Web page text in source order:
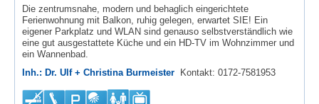
Die zentrumsnahe, modern und behaglich eingerichtete
Ferienwohnung mit Balkon, ruhig gelegen, erwartet SIE! Ein
eigener Parkplatz und WLAN sind genauso selbstverständlich wie
eine gut ausgestattete Küche und ein HD-TV im Wohnzimmer und
ein Wannenbad.
Inh.: Dr. Ulf + Christina Burmeister Kontakt: 0172-7581953